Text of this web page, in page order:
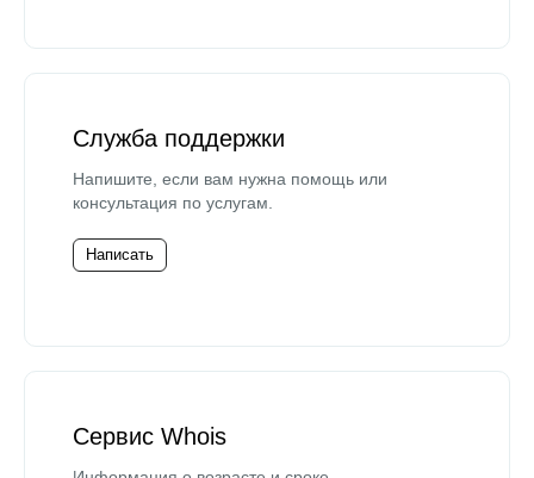
Служба поддержки
Напишите, если вам нужна помощь или
консультация по услугам.
Написать
Сервис Whois